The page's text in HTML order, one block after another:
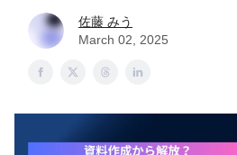
佐藤 みう
March 02, 2025